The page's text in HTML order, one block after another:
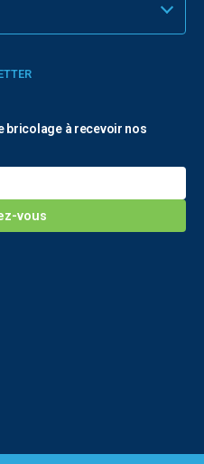
bricolage à recevoir nos